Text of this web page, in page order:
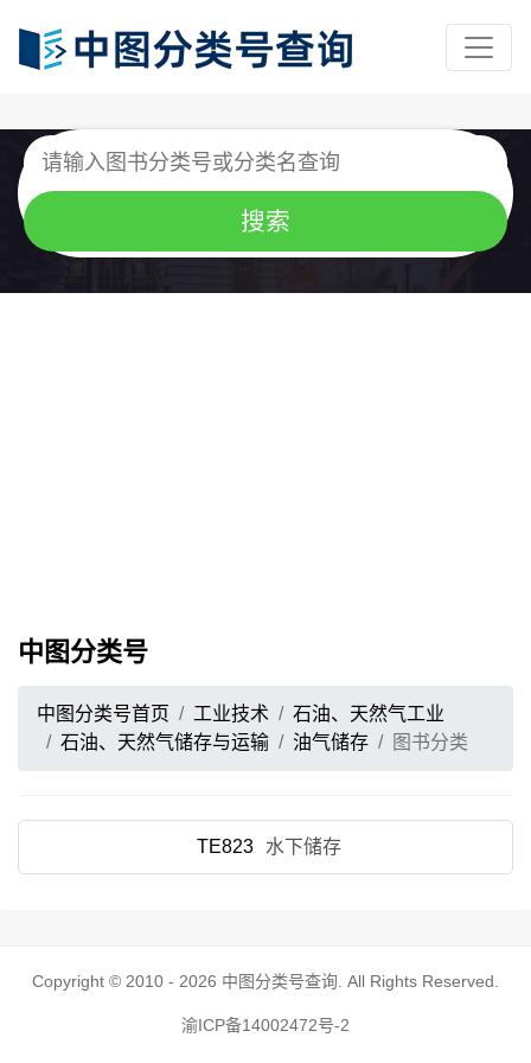
中图分类号
中图分类号首页 工业技术
石油、天然气工业
石油、天然气储存与运输
油气储存 图书分类
TE823 水下储存
Copyright © 2010 - 2026 中图分类号查询 . All Rights Reserved.
渝ICP备14002472号-2